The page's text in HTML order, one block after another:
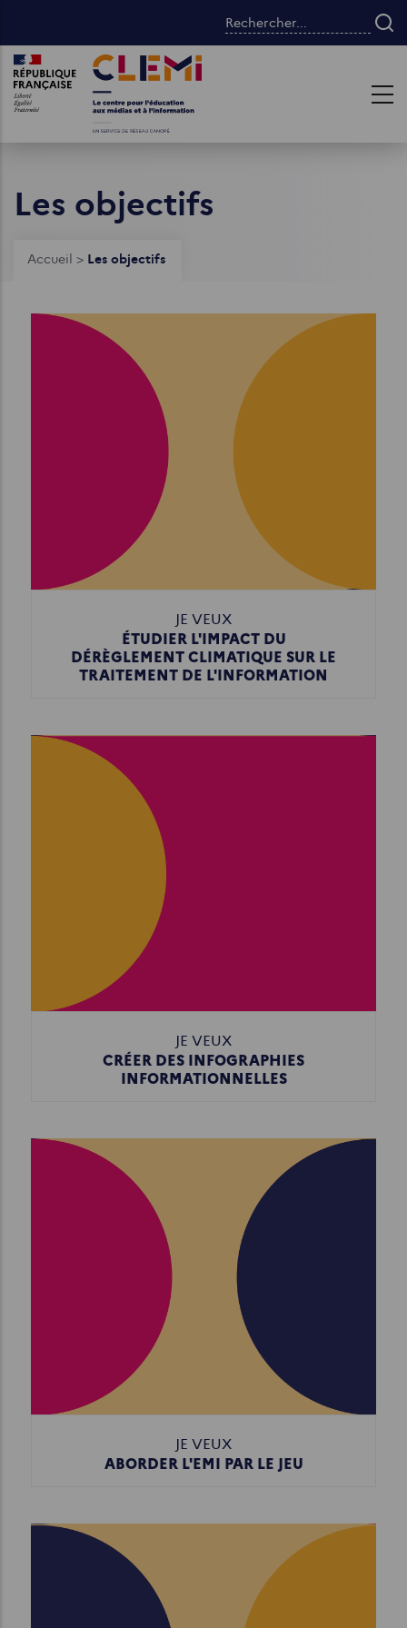
contenu
principal
Rechercher...
Images Images
Les objectifs
Fil
Accueil > Les objectifs
JE VEUX
ÉTUDIER L'IMPACT DU
DÉRÈGLEMENT CLIMATIQUE SUR LE
TRAITEMENT DE L'INFORMATION
JE VEUX
CRÉER DES INFOGRAPHIES
INFORMATIONNELLES
JE VEUX
ABORDER L'EMI PAR LE JEU